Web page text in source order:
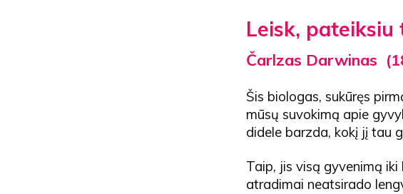
Leisk, pateiksiu
Čarlzas Darwinas
Šis biologas, sukūręs
mūsų suvokimą apie
didele barzda, kokį jį tau
Taip, jis visą gyvenimą
atradimai neatsirado